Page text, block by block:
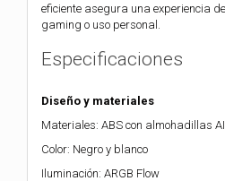
eficiente asegura una experiencia
gaming o uso personal.
Especificaciones
Diseño y materiales
Materiales: ABS con almohadillas
Color: Negro y blanco
Iluminación: ARGB Flow